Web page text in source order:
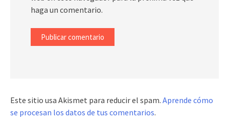
haga un comentario.
Este sitio usa Akismet para reducir el spam. Aprende cómo
se procesan los datos de tus comentarios.